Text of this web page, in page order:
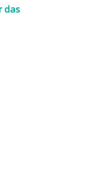
das